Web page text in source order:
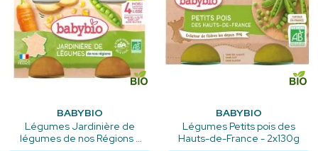
BABYBIO
Légumes Jardinière de
légumes de nos Régions -
BABYBIO
Légumes Petits pois des
Hauts-de-France - 2x130g